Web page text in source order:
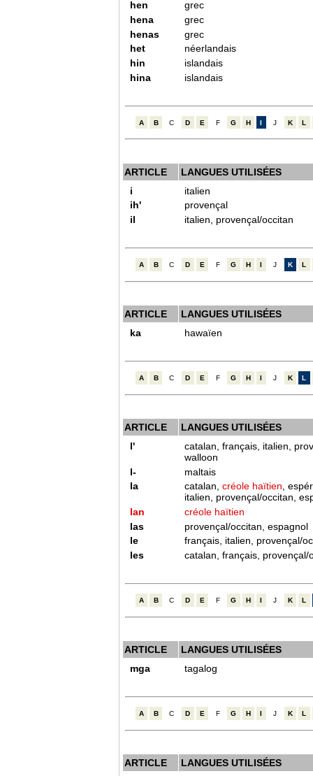
hen
grec
hena
grec
henas
grec
het
néerlandais
hin
islandais
hina
islandais
A B C D E F G H I J K L
ARTICLE
LANGUES UTILISÉES
i
italien
ih'
provençal
il
italien, provençal/occitan
A B C D E F G H I J K L
ARTICLE
LANGUES UTILISÉES
ka
hawaïen
A B C D E F G H I J K L
ARTICLE
LANGUES UTILISÉES
l'
catalan, français, italien,
walloon
l-
maltais
la
catalan,créole haïtien,
italien, provençal/occitan,
lan
créole haïtien
las
provençal/occitan, espagnol
le
français, italien, provençal/
les
catalan, français, provençal/
A B C D E F G H I J K L
ARTICLE
LANGUES UTILISÉES
mga
tagalog
A B C D E F G H I J K L
ARTICLE
LANGUES UTILISÉES